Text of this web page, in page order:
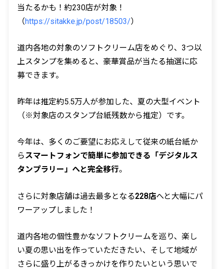
当たるかも！約230店が対象！
（https://sitakke.jp/post/18503/）
道内各地の対象のソフトクリーム店をめぐり、3つ以
上スタンプを集めると、豪華賞品が当たる抽選に応
募できます。
昨年は推定約5.5万人が参加した、夏の大型イベント
（※対象店のスタンプ台紙残数から推定）です。
今年は、多くのご要望にお応えして従来の紙台紙か
らスマートフォンで簡単に参加できる「デジタルス
タンプラリー」へと完全移行。
さらに対象店舗は過去最多となる228店へと大幅にパ
ワーアップしました！
道内各地の個性豊かなソフトクリームを巡り、楽し
い夏の思い出を作っていただきたい、そして地域が
さらに盛り上がるきっかけを作りたいという思いで